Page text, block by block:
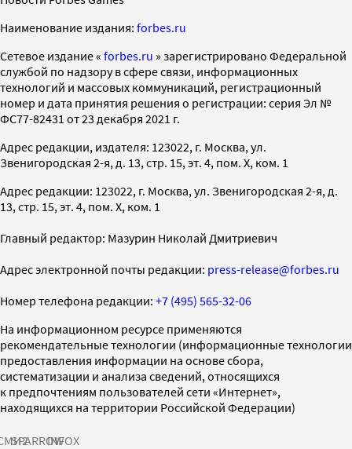
Наименование издания: forbes.ru
Cетевое издание « forbes.ru » зарегистрировано Федеральной
службой по надзору в сфере связи, информационных
технологий и массовых коммуникаций, регистрационный
номер и дата принятия решения о регистрации: серия Эл №
ФС77-82431 от 23 декабря 2021 г.
Адрес редакции, издателя: 123022, г. Москва, ул.
Звенигородская 2-я, д. 13, стр. 15, эт. 4, пом. X, ком. 1
Адрес редакции: 123022, г. Москва, ул. Звенигородская 2-я, д.
13, стр. 15, эт. 4, пом. X, ком. 1
Главный редактор: Мазурин Николай Дмитриевич
Адрес электронной почты редакции: press-release@forbes.ru
Номер телефона редакции: +7 (495) 565-32-06
На информационном ресурсе применяются
рекомендательные технологии (информационные технологии
предоставления информации на основе сбора,
систематизации и анализа сведений, относящихся
к предпочтениям пользователей сети «Интернет»,
находящихся на территории Российской Федерации)
SPARROWINFOX